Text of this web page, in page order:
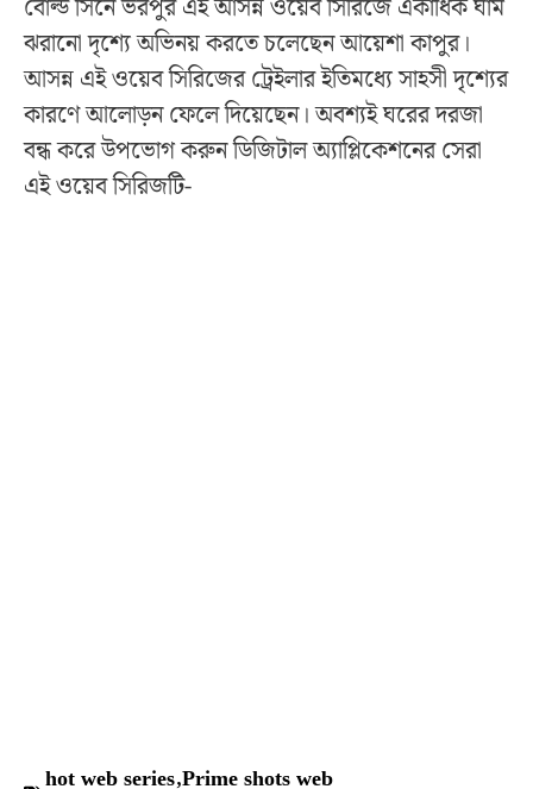
বোল্ড সিনে ভরপুর এই আসন্ন ওয়েব সিরিজে একাধিক ঘাম
ঝরানো দৃশ্যে অভিনয় করতে চলেছেন আয়েশা কাপুর।
আসন্ন এই ওয়েব সিরিজের ট্রেইলার ইতিমধ্যে সাহসী দৃশ্যের
কারণে আলোড়ন ফেলে দিয়েছেন। অবশ্যই ঘরের দরজা
বন্ধ করে উপভোগ করুন ডিজিটাল অ্যাপ্লিকেশনের সেরা
এই ওয়েব সিরিজটি-
hot web series,Prime shots web